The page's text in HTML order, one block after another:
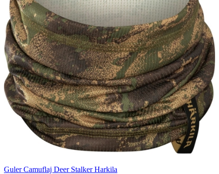
Guler Camuflaj Deer Stalker Harkila